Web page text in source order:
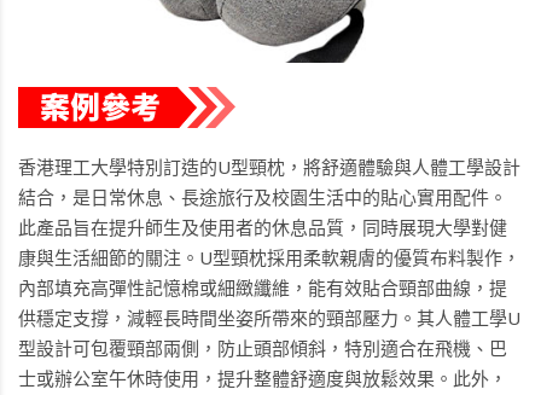
香港理工大學特別訂造的U型頸枕，將舒適體驗與人體工學設計
結合，是日常休息、長途旅行及校園生活中的貼心實用配件。
此產品旨在提升師生及使用者的休息品質，同時展現大學對健
康與生活細節的關注。U型頸枕採用柔軟親膚的優質布料製作，
內部填充高彈性記憶棉或細緻纖維，能有效貼合頸部曲線，提
供穩定支撐，減輕長時間坐姿所帶來的頸部壓力。其人體工學U
型設計可包覆頸部兩側，防止頭部傾斜，特別適合在飛機、巴
士或辦公室午休時使用，提升整體舒適度與放鬆效果。此外，